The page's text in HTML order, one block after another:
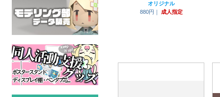
オリジナル
880円｜
成人指定